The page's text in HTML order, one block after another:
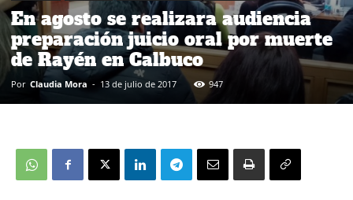
En agosto se realizara audiencia
preparación juicio oral por muerte
de Rayén en Calbuco
Por Claudia Mora - 13 de julio de 2017 947